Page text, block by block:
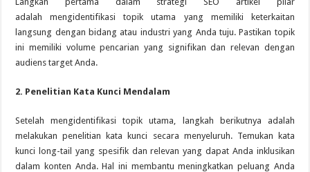
adalah mengidentifikasi topik utama yang memiliki keterkaitan
langsung dengan bidang atau industri yang Anda tuju. Pastikan topik
ini memiliki volume pencarian yang signifikan dan relevan dengan
audiens target Anda.
2. Penelitian Kata Kunci Mendalam
Setelah mengidentifikasi topik utama, langkah berikutnya adalah
melakukan penelitian kata kunci secara menyeluruh. Temukan kata
kunci long-tail yang spesifik dan relevan yang dapat Anda inklusikan
dalam konten Anda. Hal ini membantu meningkatkan peluang Anda